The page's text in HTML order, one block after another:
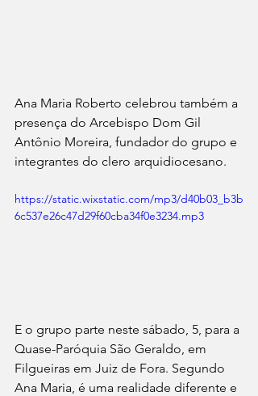
Ana Maria Roberto celebrou também a
presença do Arcebispo Dom Gil
Antônio Moreira, fundador do grupo e
integrantes do clero arquidiocesano.
https://static.wixstatic.com/mp3/d40b03_b3b
6c537e26c47d29f60cba34f0e3234.mp3
E o grupo parte neste sábado, 5, para a
Quase-Paróquia São Geraldo, em
Filgueiras em Juiz de Fora. Segundo
Ana Maria, é uma realidade diferente e